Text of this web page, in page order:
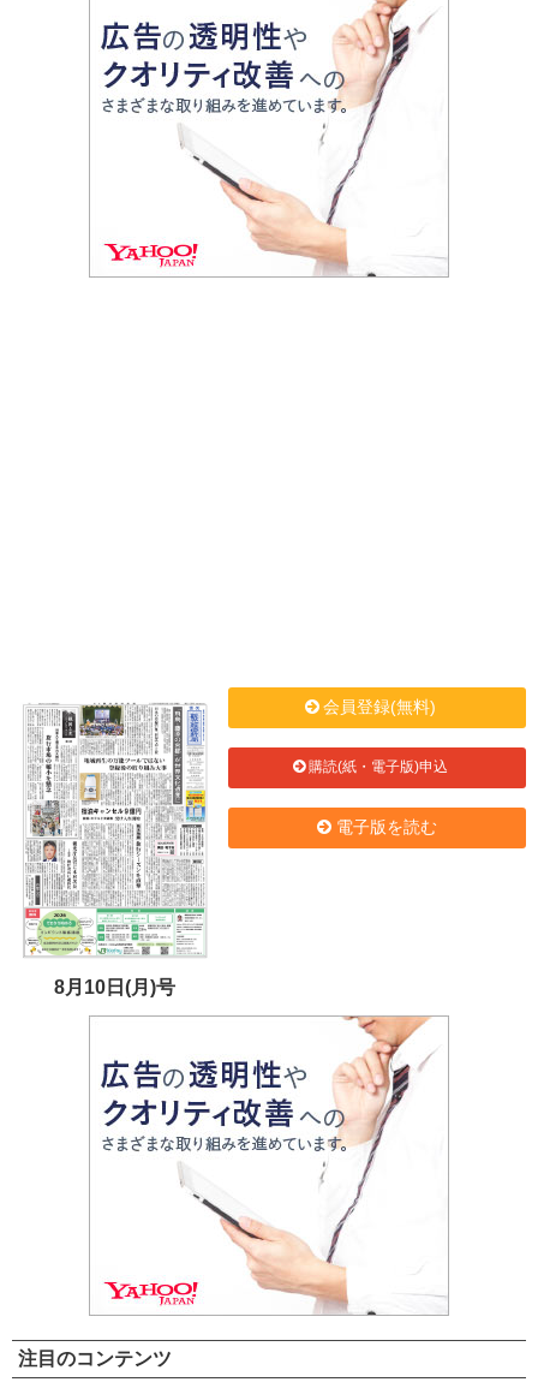
8月10日(月)号
会員登録(無料)
購読(紙・電子版)申込
電子版を読む
注目のコンテンツ